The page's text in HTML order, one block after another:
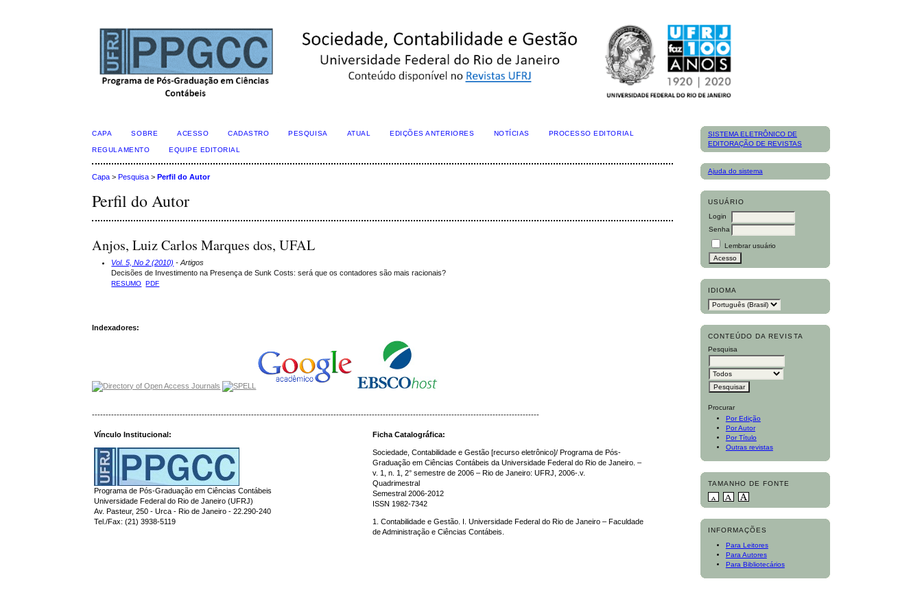
SISTEMA ELETRÔNICO DE
EDITORAÇÃO DE REVISTAS
Ajuda do sistema
USUÁRIO
Login
Senha
Lembrar usuário
IDIOMA
CONTEÚDO DA REVISTA
Pesquisa
Procurar
Por Edição
Por Autor
Por Título
Outras revistas
TAMANHO DE FONTE
INFORMAÇÕES
Para Leitores
Para Autores
Para Bibliotecários
CAPA SOBRE ACESSO CADASTRO PESQUISA ATUAL EDIÇÕES ANTERIORES NOTÍCIAS PROCESSO EDITORIAL
REGULAMENTO EQUIPE EDITORIAL
Capa >Pesquisa >Perfil do Autor
Perfil do Autor
Anjos, Luiz Carlos Marques dos, UFAL
Vol. 5, No 2 (2010) - Artigos
Decisões de Investimento na Presença de Sunk Costs: será que os contadores são mais racionais?
RESUMO PDF
Indexadores:
-------------------------------------------------------------------------------------------------------------------------------------------------------------------
Vínculo Institucional:
Programa de Pós-Graduação em Ciências Contábeis
Universidade Federal do Rio de Janeiro (UFRJ)
Av. Pasteur, 250 - Urca - Rio de Janeiro - 22.290-240
Tel./Fax: (21) 3938-5119
Ficha Catalográfica:
Sociedade, Contabilidade e Gestão [recurso eletrônico]/ Programa de Pós-
Graduação em Ciências Contábeis da Universidade Federal do Rio de Janeiro. –
v. 1, n. 1, 2° semestre de 2006 – Rio de Janeiro: UFRJ, 2006-.v.
Quadrimestral
Semestral 2006-2012
ISSN 1982-7342
1. Contabilidade e Gestão. I. Universidade Federal do Rio de Janeiro – Faculdade
de Administração e Ciências Contábeis.